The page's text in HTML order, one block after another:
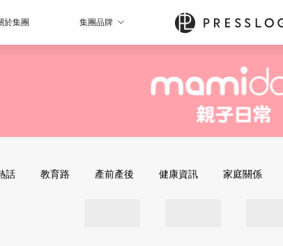
於集團 集團品牌
話 教育路 產前產後 健康資訊 家庭關係